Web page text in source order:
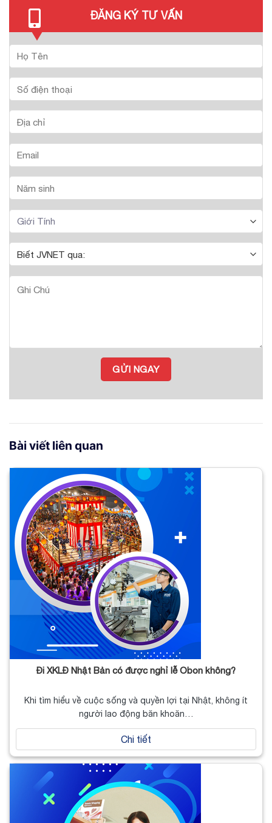
ĐĂNG KÝ TƯ VẤN
Bài viết liên quan
Đi XKLĐ Nhật Bản có được nghỉ lễ Obon không?
Khi tìm hiểu về cuộc sống và quyền lợi tại Nhật, không ít
người lao động băn khoăn…
Chi tiết